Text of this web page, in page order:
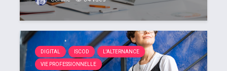
DIGITAL ISCOD L'ALTERNANCE
VIE PROFESSIONNELLE